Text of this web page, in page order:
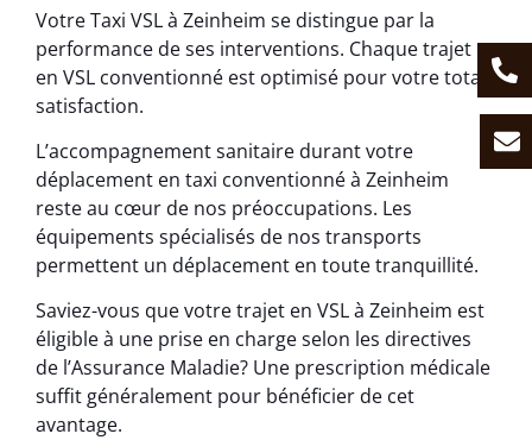
Votre Taxi VSL à Zeinheim se distingue par la
performance de ses interventions. Chaque trajet
en VSL conventionné est optimisé pour votre totale
satisfaction.
L’accompagnement sanitaire durant votre
déplacement en taxi conventionné à Zeinheim
reste au cœur de nos préoccupations. Les
équipements spécialisés de nos transports
permettent un déplacement en toute tranquillité.
Saviez-vous que votre trajet en VSL à Zeinheim est
éligible à une prise en charge selon les directives
de l’Assurance Maladie? Une prescription médicale
suffit généralement pour bénéficier de cet
avantage.